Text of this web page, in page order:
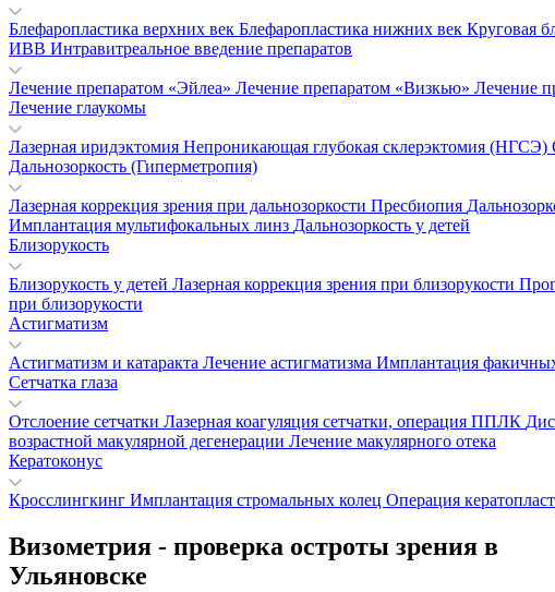
Блефаропластика верхних век Блефаропластика нижних век Круговая
ИВВ Интравитреальное введение препаратов
Лечение препаратом «Эйлеа» Лечение препаратом «Визкью» Лечение
Лечение глаукомы
Лазерная иридэктомия Непроникающая глубокая склерэктомия (НГСЭ)
Дальнозоркость (Гиперметропия)
Лазерная коррекция зрения при дальнозоркости Пресбиопия
Имплантация мультифокальных линз Дальнозоркость у детей
Близорукость
Близорукость у детей Лазерная коррекция зрения при близорукости
при близорукости
Астигматизм
Астигматизм и катаракта Лечение астигматизма Имплантация
Сетчатка глаза
Отслоение сетчатки Лазерная коагуляция сетчатки, операция ППЛК
возрастной макулярной дегенерации Лечение макулярного отека
Кератоконус
Кросслингкинг Имплантация стромальных колец Операция
Визометрия - проверка остроты зрения в
Ульяновске